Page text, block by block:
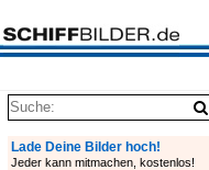
Lade Deine Bilder hoch!
Jeder kann mitmachen, kostenlos!